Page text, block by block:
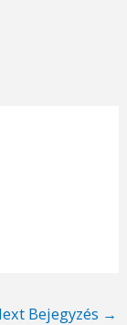
Bejegyzés →